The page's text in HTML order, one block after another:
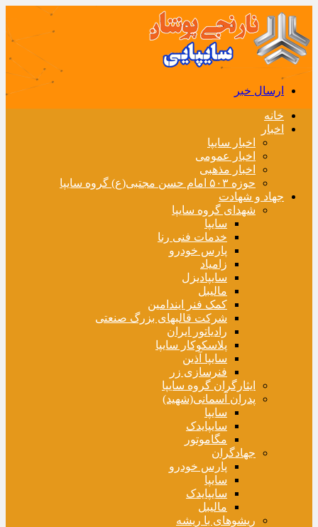
ارسال خبر
خانه
اخبار
اخبار سایپا
اخبار عمومی
اخبار مذهبی
حوزه ۵۰۳ امام حسن مجتبی(ع) گروه سایپا
جهاد و شهادت
شهدای گروه سایپا
سایپا
خدمات فنی رنا
پارس خودرو
زامیاد
سایپادیزل
مالیبل
کمک فنر ایندامین
شرکت قالبهای بزرگ صنعتی
رادیاتور ایران
پلاسکوکار سایپا
سایپا آذین
فنرسازی زر
ایثارگران گروه سایپا
پدران آسمانی(شهید)
سایپا
سایپایدک
مگاموتور
جهادگران
پارس خودرو
سایپا
سایپایدک
مالیبل
ریشوهای با ریشه